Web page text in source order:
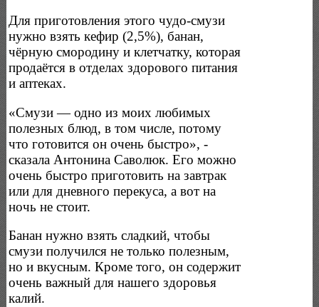
Для приготовления этого чудо-смузи
нужно взять кефир (2,5%), банан,
чёрную смородину и клетчатку, которая
продаётся в отделах здорового питания
и аптеках.
«Смузи — одно из моих любимых
полезных блюд, в том числе, потому
что готовится он очень быстро», -
сказала Антонина Саволюк. Его можно
очень быстро приготовить на завтрак
или для дневного перекуса, а вот на
ночь не стоит.
Банан нужно взять сладкий, чтобы
смузи получился не только полезным,
но и вкусным. Кроме того, он содержит
очень важный для нашего здоровья
калий.